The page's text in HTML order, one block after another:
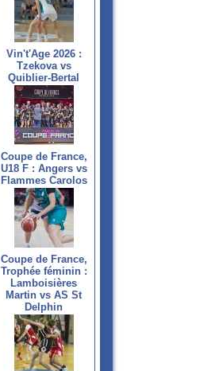
Vin't'Age 2026 :
Tzekova vs
Quiblier-Bertal
Coupe de France,
U18 F : Angers vs
Flammes Carolos
Coupe de France,
Trophée féminin :
Lamboisières
Martin vs AS St
Delphin